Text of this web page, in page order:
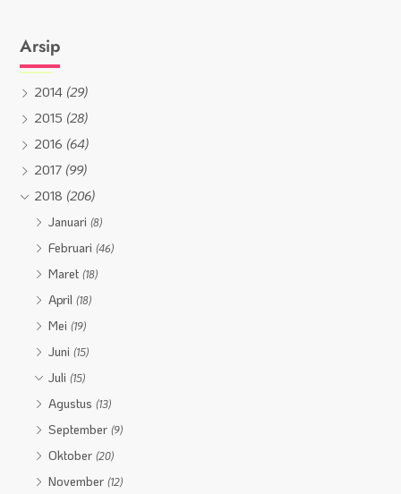
Arsip
2014 (29)
2015 (28)
2016 (64)
2017 (99)
2018 (206)
Januari(8)
Februari(46)
Maret(18)
April(18)
Mei(19)
Juni(15)
Juli(15)
Agustus(13)
September(9)
Oktober(20)
November(12)